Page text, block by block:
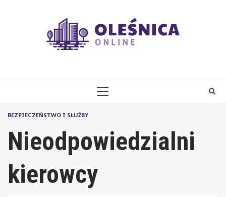
PRIMARY
BEZPIECZEŃSTWO I SŁUŻBY
Nieodpowiedzialni
kierowcy